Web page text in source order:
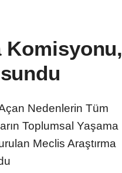
Komisyonu,
Nedenlerin Tüm
Toplumsal Yaşama
Meclis Araştırma